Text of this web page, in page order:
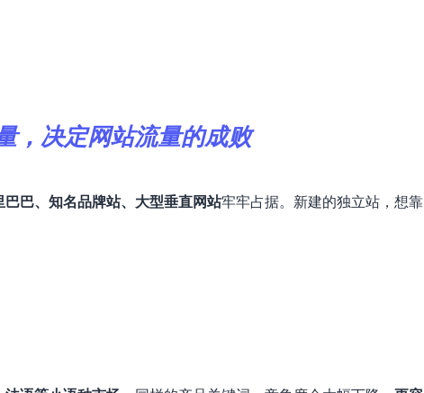
，决定网站流量的成败
巴巴、知名品牌站、大型垂直网站牢牢占据。新建的独立站，想靠